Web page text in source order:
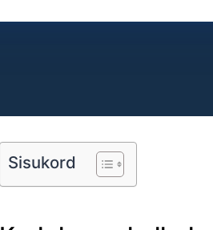
Sisukord